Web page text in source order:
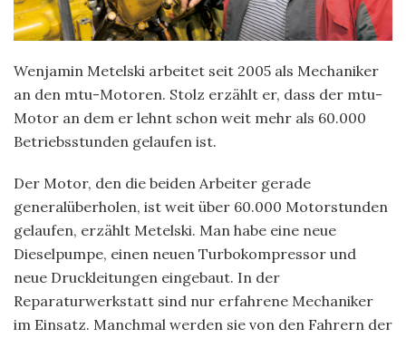
Wenjamin Metelski arbeitet seit 2005 als Mechaniker
an den mtu-Motoren. Stolz erzählt er, dass der mtu-
Motor an dem er lehnt schon weit mehr als 60.000
Betriebsstunden gelaufen ist.
Der Motor, den die beiden Arbeiter gerade
generalüberholen, ist weit über 60.000 Motorstunden
gelaufen, erzählt Metelski. Man habe eine neue
Dieselpumpe, einen neuen Turbokompressor und
neue Druckleitungen eingebaut. In der
Reparaturwerkstatt sind nur erfahrene Mechaniker
im Einsatz. Manchmal werden sie von den Fahrern der